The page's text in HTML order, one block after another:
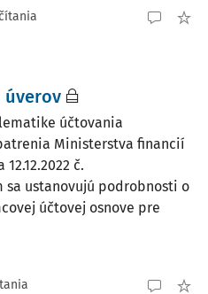
úverov
účtovania
Ministerstva financií
č.
sa ustanovujú podrobnosti o
účtovej osnove pre